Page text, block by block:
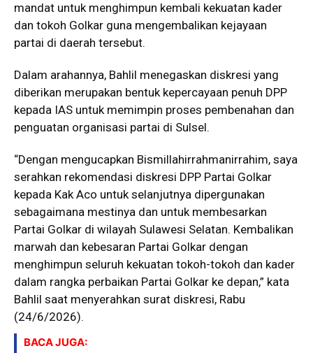
mandat untuk menghimpun kembali kekuatan kader
dan tokoh Golkar guna mengembalikan kejayaan
partai di daerah tersebut.
Dalam arahannya, Bahlil menegaskan diskresi yang
diberikan merupakan bentuk kepercayaan penuh DPP
kepada IAS untuk memimpin proses pembenahan dan
penguatan organisasi partai di Sulsel.
“Dengan mengucapkan Bismillahirrahmanirrahim, saya
serahkan rekomendasi diskresi DPP Partai Golkar
kepada Kak Aco untuk selanjutnya dipergunakan
sebagaimana mestinya dan untuk membesarkan
Partai Golkar di wilayah Sulawesi Selatan. Kembalikan
marwah dan kebesaran Partai Golkar dengan
menghimpun seluruh kekuatan tokoh-tokoh dan kader
dalam rangka perbaikan Partai Golkar ke depan,” kata
Bahlil saat menyerahkan surat diskresi, Rabu
(24/6/2026).
BACA JUGA: